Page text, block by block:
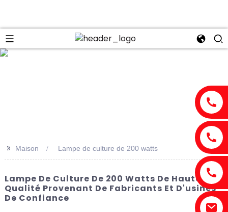
>> Maison Lampe de culture de 200 watts
Lampe De Culture De 200 Watts De Haute
Qualité Provenant De Fabricants Et D'usines
De Confiance